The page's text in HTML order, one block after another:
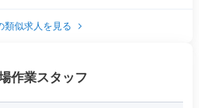
類似求人を見る
作業スタッフ